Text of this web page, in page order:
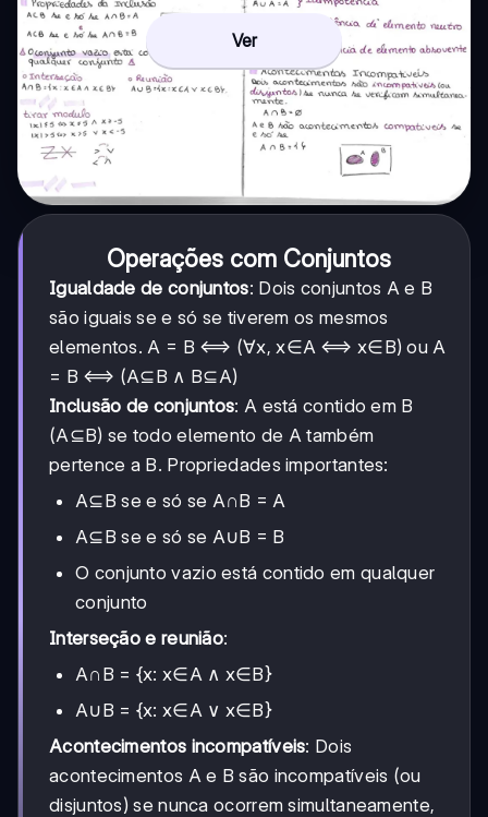
Ver
Operações com Conjuntos
Igualdade de conjuntos: Dois conjuntos A e B
são iguais se e só se tiverem os mesmos
elementos. A = B ⟺ (∀x, x∈A ⟺ x∈B) ou A
= B ⟺ (A⊆B ∧ B⊆A)
Inclusão de conjuntos: A está contido em B
(A⊆B) se todo elemento de A também
pertence a B. Propriedades importantes:
A⊆B se e só se A∩B = A
A⊆B se e só se A∪B = B
O conjunto vazio está contido em qualquer
conjunto
Interseção e reunião:
A∩B = {x: x∈A ∧ x∈B}
A∪B = {x: x∈A ∨ x∈B}
Acontecimentos incompatíveis: Dois
acontecimentos A e B são incompatíveis (ou
disjuntos) se nunca ocorrem simultaneamente,